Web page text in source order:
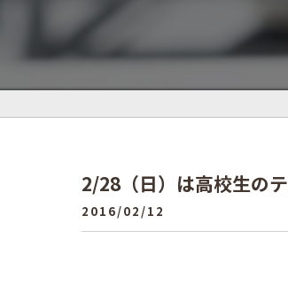
2/28（日）は高校生の
2016/02/12